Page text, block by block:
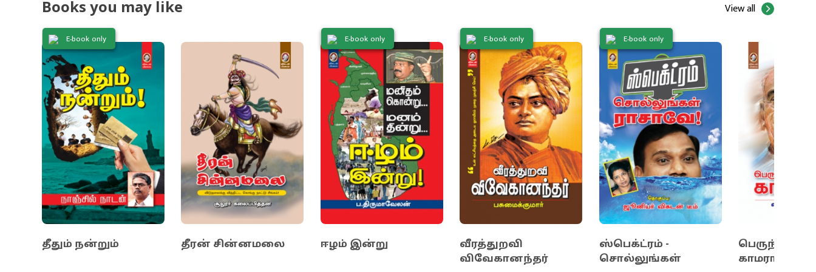
புத்தகம் படித்து முடிக்கும்போது உங்களை நீங்களே எடைபோட்டுப்
பார்த்துக்கொள்ள முடியும்.
Books you may like View all
E-book only
தீதும் நன்றும் தீரன் சின்னமலை
E-book only
ஈழம் இன்று
E-book only
வீரத்துறவி
விவேகானந்தர்
E-book only
ஸ்பெக்ட்ரம் -
சொல்லுங்கள்
காமராஜர்